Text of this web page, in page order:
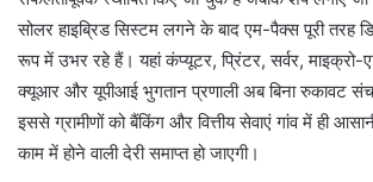
सोलर हाइब्रिड सिस्टम लगने के बाद एम-पैक्स पूरी तरह
रूप में उभर रहे हैं। यहां कंप्यूटर, प्रिंटर, सर्वर, माइक्रो-
क्यूआर और यूपीआई भुगतान प्रणाली अब बिना रुकावट
इससे ग्रामीणों को बैंकिंग और वित्तीय सेवाएं गांव में ही
काम में होने वाली देरी समाप्त हो जाएगी।